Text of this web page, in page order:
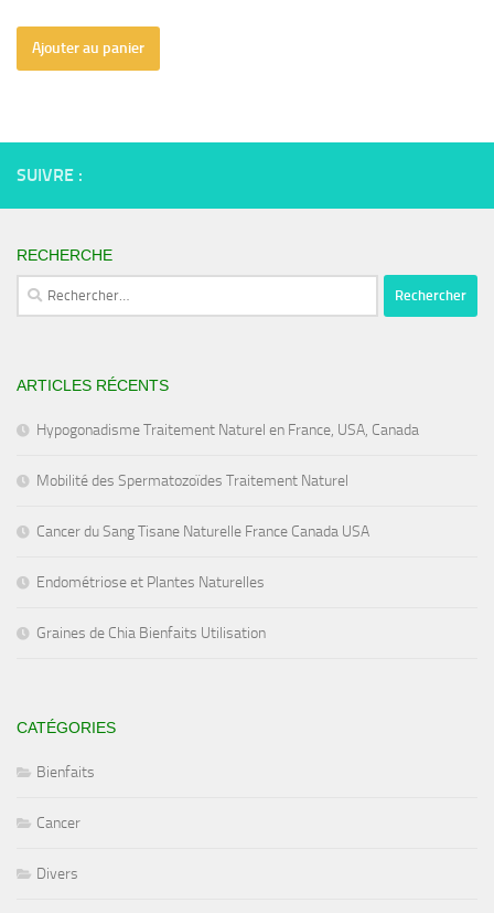
Ajouter au panier
SUIVRE :
RECHERCHE
Rechercher :
ARTICLES RÉCENTS
Hypogonadisme Traitement Naturel en France, USA, Canada
Mobilité des Spermatozoïdes Traitement Naturel
Cancer du Sang Tisane Naturelle France Canada USA
Endométriose et Plantes Naturelles
Graines de Chia Bienfaits Utilisation
CATÉGORIES
Bienfaits
Cancer
Divers